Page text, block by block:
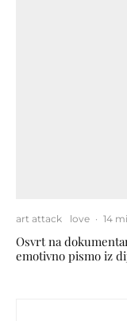
art attack love · 14
Osvrt na
emotivno pismo iz